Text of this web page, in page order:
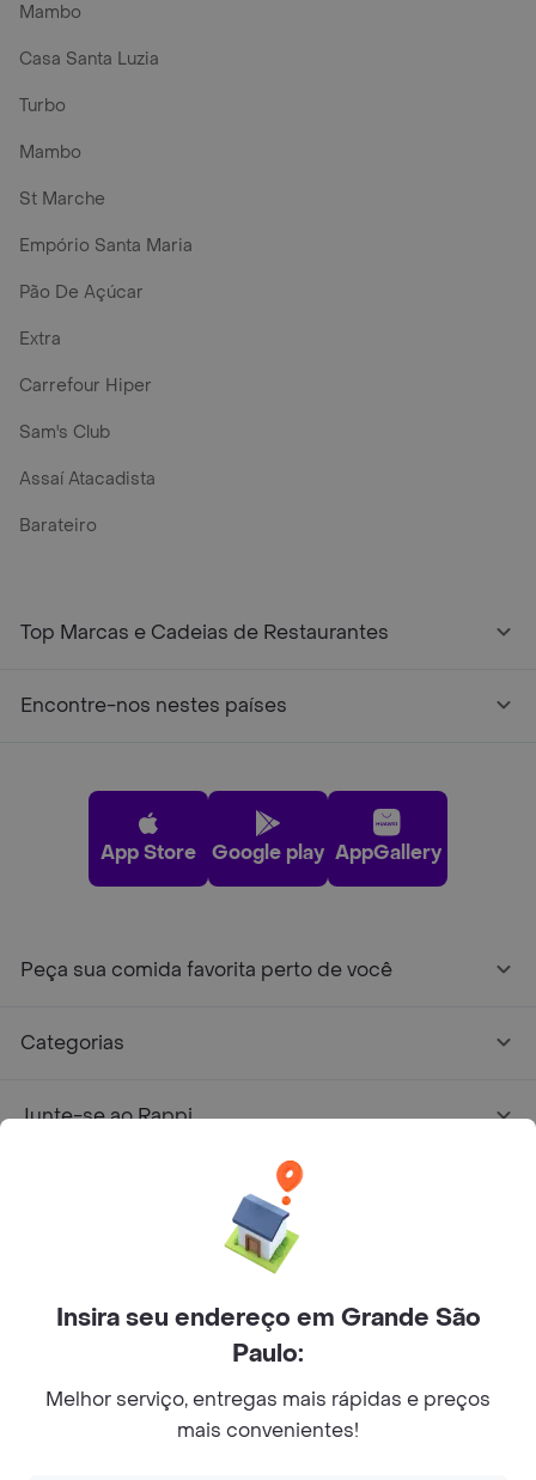
Mambo
Casa Santa Luzia
Turbo
Mambo
St Marche
Empório Santa Maria
Pão De Açúcar
Extra
Carrefour Hiper
Sam's Club
Assaí Atacadista
Barateiro
Top Marcas e Cadeias de Restaurantes
Encontre-nos nestes países
App Store Google play AppGallery
Peça sua comida favorita perto de você
Categorias
Junte-se ao Rappi
Facebook
Twitter
©2026Rappi Inc. All rights reserved.
© Copyright 2024 - Todos os direitos reservados de RAPPI.
Insira seu endereço em Grande São
Paulo:
Melhor serviço, entregas mais rápidas e preços
mais convenientes!